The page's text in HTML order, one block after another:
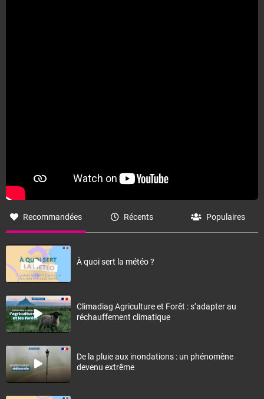
Recommandées Récents Populaires
À quoi sert la météo ?
Climadiag Agriculture et Forêt : s’adapter au
réchauffement climatique
De la pluie aux inondations : un phénomène
devenu extrême